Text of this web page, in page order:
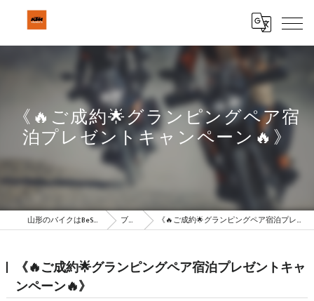
《🔥ご成約🌟グランピングペア宿
泊プレゼントキャンペーン🔥》
山形のバイクはBeSTAR株式会社 ブログ 《🔥ご成約🌟グランピングペア宿泊プレゼントキャンペーン🔥》
《🔥ご成約🌟グランピングペア宿泊プレゼントキャ
ンペーン🔥》